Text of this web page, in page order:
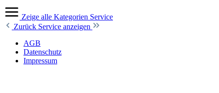
Zeige alle Kategorien Service
Zurück Service anzeigen
AGB
Datenschutz
Impressum